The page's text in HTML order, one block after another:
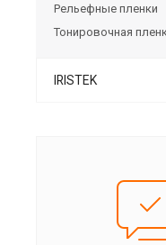
Рельефные пленки
Тонировочная
IRISTEK